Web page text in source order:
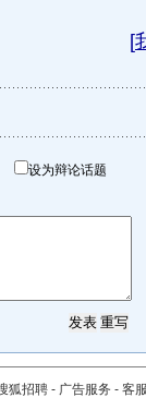
[
设为辩论话题
狐招聘 - 广告服务 - 客